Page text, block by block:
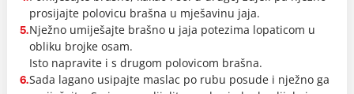
prosijajte polovicu brašna u mješavinu jaja.
5.Nježno umiješajte brašno u jaja potezima lopaticom u
obliku brojke osam.
Isto napravite i s drugom polovicom brašna.
6.Sada lagano usipajte maslac po rubu posude i nježno ga